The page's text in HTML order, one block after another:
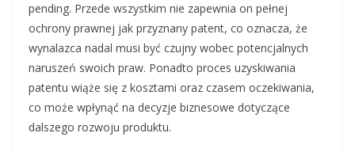
pending. Przede wszystkim nie zapewnia on pełnej
ochrony prawnej jak przyznany patent, co oznacza, że
wynalazca nadal musi być czujny wobec potencjalnych
naruszeń swoich praw. Ponadto proces uzyskiwania
patentu wiąże się z kosztami oraz czasem oczekiwania,
co może wpłynąć na decyzje biznesowe dotyczące
dalszego rozwoju produktu.